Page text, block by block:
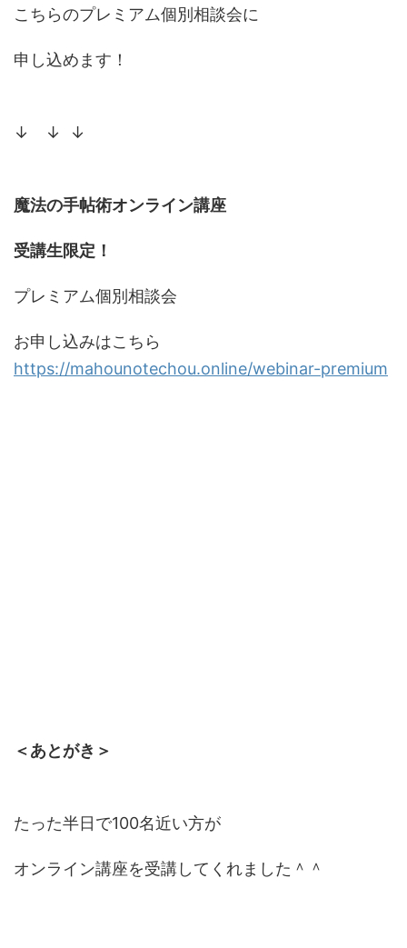
こちらのプレミアム個別相談会に
申し込めます！
↓ ↓ ↓
魔法の手帖術オンライン講座
受講生限定！
プレミアム個別相談会
お申し込みはこちら
https://mahounotechou.online/webinar-premium
＜あとがき＞
たった半日で100名近い方が
オンライン講座を受講してくれました＾＾